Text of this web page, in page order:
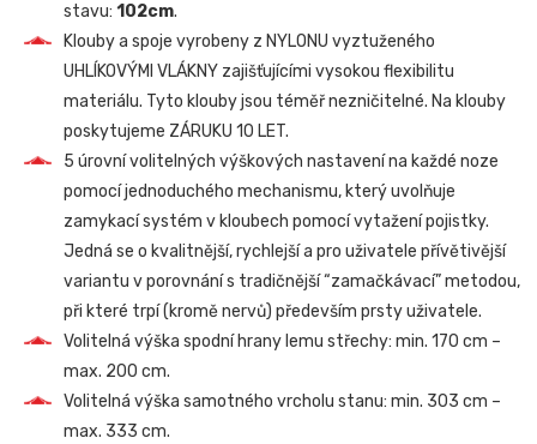
stavu:102cm.
Klouby a spoje vyrobeny z NYLONU vyztuženého
UHLÍKOVÝMI VLÁKNY zajišťujícími vysokou flexibilitu
materiálu. Tyto klouby jsou téměř nezničitelné. Na klouby
poskytujeme ZÁRUKU 10 LET.
5 úrovní volitelných výškových nastavení na každé noze
pomocí jednoduchého mechanismu, který uvolňuje
zamykací systém v kloubech pomocí vytažení pojistky.
Jedná se o kvalitnější, rychlejší a pro uživatele přívětivější
variantu v porovnání s tradičnější “zamačkávací” metodou,
při které trpí (kromě nervů) především prsty uživatele.
Volitelná výška spodní hrany lemu střechy: min. 170 cm –
max. 200 cm.
Volitelná výška samotného vrcholu stanu: min. 303 cm –
max. 333 cm.